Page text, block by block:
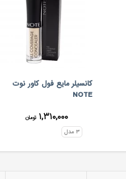
کانسیلر مایع فول کاور نوت
NOTE
۱,۳۱۰,۰۰۰ تومان
۳ مدل